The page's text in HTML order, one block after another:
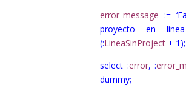
error_message :=
proyecto en
(:LineaSinProject+ 1);
select :error, :
dummy;